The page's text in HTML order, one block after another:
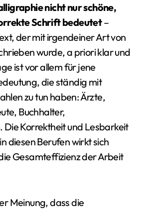
nicht nur schöne,
Schrift bedeutet–
der mit irgendeiner Art von
wurde, a priori klar und
ist vor allem für jene
die ständig mit
zu tun haben: Ärzte,
Buchhalter,
Die Korrektheit und Lesbarkeit
diesen Berufen wirkt sich
Gesamteffizienz der Arbeit
Meinung, dass die